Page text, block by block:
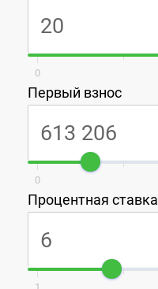
0
Первый взнос
0
Процентная ставка